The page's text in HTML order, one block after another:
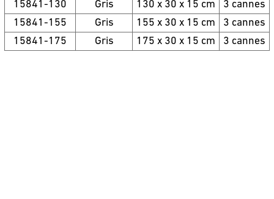
15841-130
Gris 130 x 30 x 15 cm
3 cannes
15841-155
Gris 155 x 30 x 15 cm
3 cannes
15841-175
Gris 175 x 30 x 15 cm 3 cannes